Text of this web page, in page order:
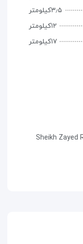
۳٫۵کیلومتر
۱۲کیلومتر
۱۷کیلومتر
101 Sheikh